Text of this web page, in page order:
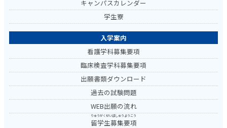
キャンパスカレンダー
学生寮
入学案内
看護学科募集要項
臨床検査学科募集要項
出願書類ダウンロード
過去の試験問題
WEB出願の流れ
留学生募集要項
りゅうがくせいぼしゅうようこう